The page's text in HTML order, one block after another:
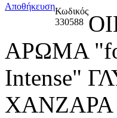
ΑποθήκευσηΚωδικός
330588
ΑΡΩΜΑ
Intense"
ΧΑΝΖΑΡΑ